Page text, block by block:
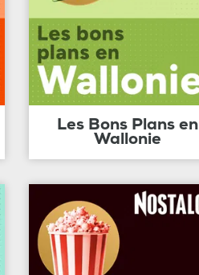
Les Bons Plans en
Wallonie